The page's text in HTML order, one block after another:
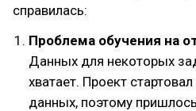
справилась:
Проблема обучения на
Данных для некоторых
хватает. Проект
данных, поэтому